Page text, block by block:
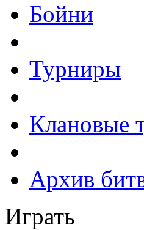
Бойни
Турниры
Клановые
Архив
Играть